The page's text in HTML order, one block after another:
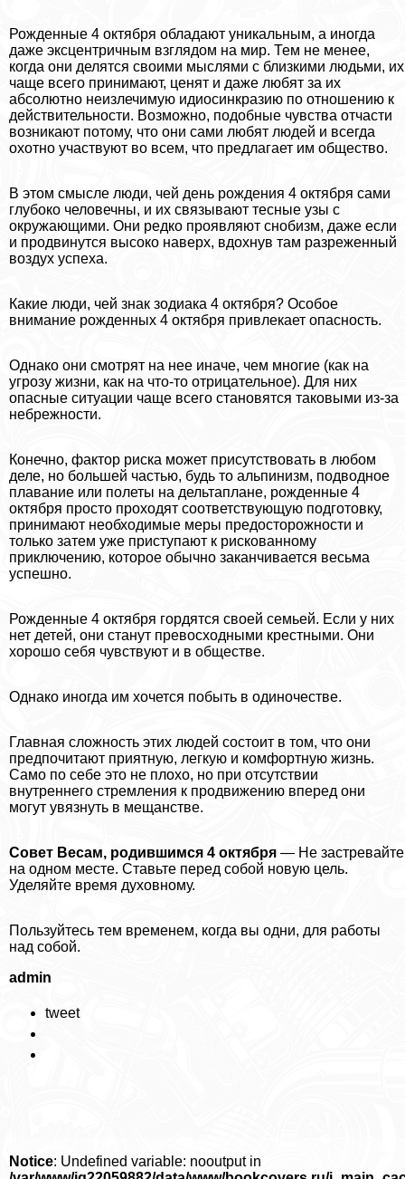
Рожденные 4 октября обладают уникальным, а иногда
даже эксцентричным взглядом на мир. Тем не менее,
когда они делятся своими мыслями с близкими людьми, их
чаще всего принимают, ценят и даже любят за их
абсолютно неизлечимую идиосинкразию по отношению к
действительности. Возможно, подобные чувства отчасти
возникают потому, что они сами любят людей и всегда
охотно участвуют во всем, что предлагает им общество.
В этом смысле люди, чей день рождения 4 октября сами
глубоко человечны, и их связывают тесные узы с
окружающими. Они редко проявляют снобизм, даже если
и продвинутся высоко наверх, вдохнув там разреженный
воздух успеха.
Какие люди, чей знак зодиака 4 октября? Особое
внимание рожденных 4 октября привлекает опасность.
Однако они смотрят на нее иначе, чем многие (как на
угрозу жизни, как на что-то отрицательное). Для них
опасные ситуации чаще всего становятся таковыми из-за
небрежности.
Конечно, фактор риска может присутствовать в любом
деле, но большей частью, будь то альпинизм, подводное
плавание или полеты на дельтаплане, рожденные 4
октября просто проходят соответствующую подготовку,
принимают необходимые меры предосторожности и
только затем уже приступают к рискованному
приключению, которое обычно заканчивается весьма
успешно.
Рожденные 4 октября гордятся своей семьей. Если у них
нет детей, они станут превосходными крестными. Они
хорошо себя чувствуют и в обществе.
Однако иногда им хочется побыть в одиночестве.
Главная сложность этих людей состоит в том, что они
предпочитают приятную, легкую и комфортную жизнь.
Само по себе это не плохо, но при отсутствии
внутреннего стремления к продвижению вперед они
могут увязнуть в мещанстве.
Совет Весам, родившимся 4 октября — Не застревайте
на одном месте. Ставьте перед собой новую цель.
Уделяйте время духовному.
Пользуйтесь тем временем, когда вы одни, для работы
над собой.
admin
tweet
Notice: Undefined variable: nooutput in